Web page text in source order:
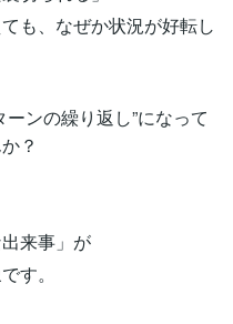
も、なぜか状況が好転し
ンの繰り返し”になって
？
来事」が
す。